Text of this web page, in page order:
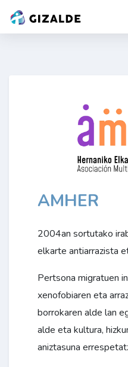
AMHER
2004an sortutako
elkarte antiarrazista
Pertsona migratuen
xenofobiaren eta
borrokaren alde lan
alde eta kultura,
aniztasuna